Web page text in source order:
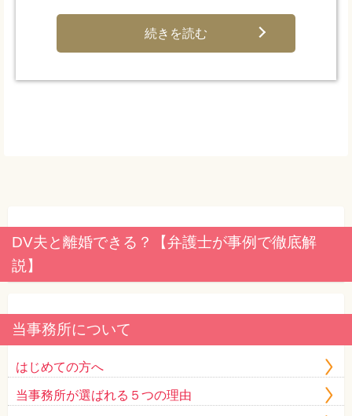
続きを読む
DV夫と離婚できる？【弁護士が事例で徹底解
説】
当事務所について
はじめての方へ
当事務所が選ばれる５つの理由